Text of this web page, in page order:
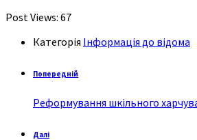
Post Views: 67
Категорія Інформація до відома
Попередній
Реформування шкільного
Далі